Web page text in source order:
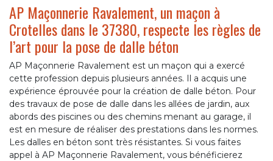
AP Maçonnerie Ravalement, un maçon à
Crotelles dans le 37380, respecte les règles de
l’art pour la pose de dalle béton
AP Maçonnerie Ravalement est un maçon qui a exercé
cette profession depuis plusieurs années. Il a acquis une
expérience éprouvée pour la création de dalle béton. Pour
des travaux de pose de dalle dans les allées de jardin, aux
abords des piscines ou des chemins menant au garage, il
est en mesure de réaliser des prestations dans les normes.
Les dalles en béton sont très résistantes. Si vous faites
appel à AP Maçonnerie Ravalement, vous bénéficierez